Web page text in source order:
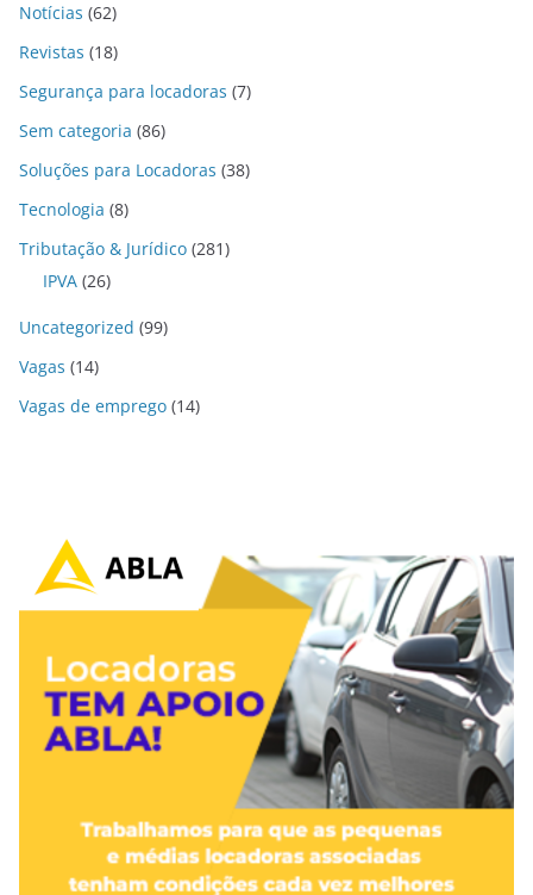
Notícias (62)
Revistas (18)
Segurança para locadoras (7)
Sem categoria (86)
Soluções para Locadoras (38)
Tecnologia (8)
Tributação & Jurídico (281)
IPVA (26)
Uncategorized (99)
Vagas (14)
Vagas de emprego (14)